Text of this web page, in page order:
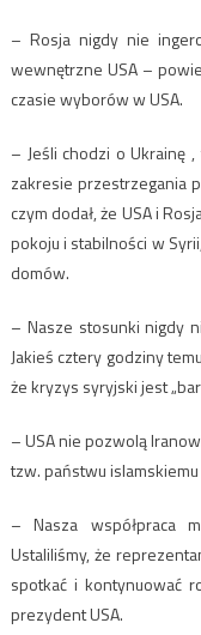
– Rosja nigdy nie
wewnętrzne USA –
czasie wyborów w USA.
– Jeśli chodzi o Ukrainę
zakresie przestrzegania
czym dodał, że USA i
pokoju i stabilności w
domów.
– Nasze stosunki nigdy
Jakieś cztery godziny
że kryzys syryjski jest
– USA nie pozwolą
tzw. państwu
– Nasza współpraca
Ustaliliśmy, że
spotkać i kontynuować
prezydent USA.